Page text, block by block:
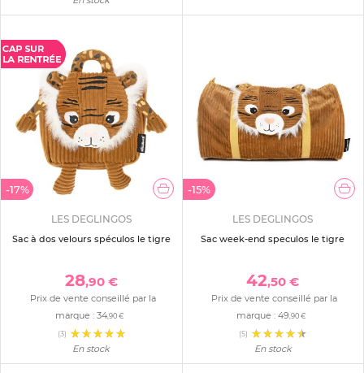
-17%
LES DEGLINGOS
Sac à dos velours spéculos le tigre
28,90 €
Prix de vente conseillé par la
marque : 34,90 €
(3)
En stock
-15%
LES DEGLINGOS
Sac week-end speculos le tigre
42,50 €
Prix de vente conseillé par la
marque : 49 ,90 €
(5)
En stock